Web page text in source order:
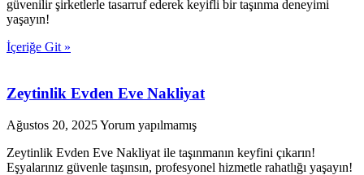
güvenilir şirketlerle tasarruf ederek keyifli bir taşınma deneyimi
yaşayın!
İçeriğe Git »
Zeytinlik Evden Eve Nakliyat
Ağustos 20, 2025Yorum yapılmamış
Zeytinlik Evden Eve Nakliyat ile taşınmanın keyfini çıkarın!
Eşyalarınız güvenle taşınsın, profesyonel hizmetle rahatlığı yaşayın!